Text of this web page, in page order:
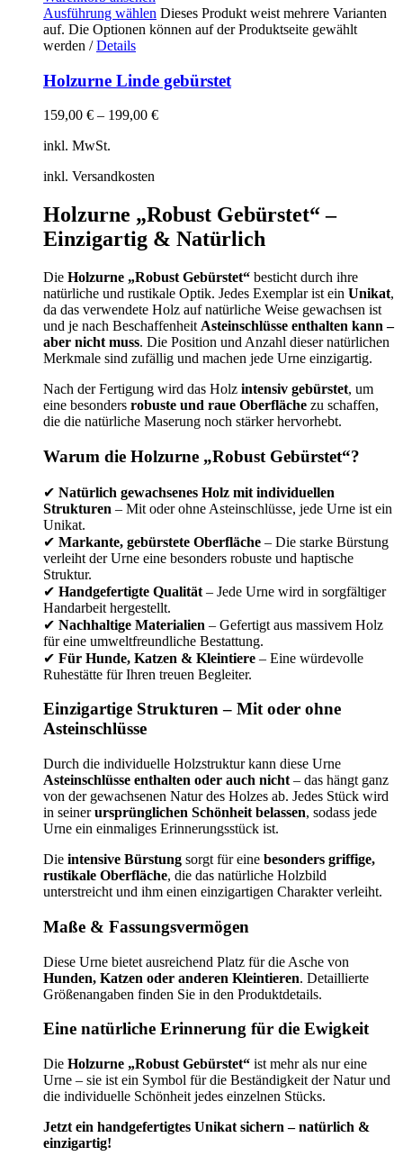
Ausführung wählen Dieses Produkt weist mehrere Varianten
auf. Die Optionen können auf der Produktseite gewählt
werden / Details
Holzurne Linde gebürstet
159,00 € – 199,00 €
inkl. MwSt.
inkl. Versandkosten
Holzurne „Robust Gebürstet“ –
Einzigartig & Natürlich
Die Holzurne „Robust Gebürstet“ besticht durch ihre
natürliche und rustikale Optik. Jedes Exemplar ist ein Unikat,
da das verwendete Holz auf natürliche Weise gewachsen ist
und je nach Beschaffenheit Asteinschlüsse enthalten kann –
aber nicht muss. Die Position und Anzahl dieser natürlichen
Merkmale sind zufällig und machen jede Urne einzigartig.
Nach der Fertigung wird das Holz intensiv gebürstet, um
eine besonders robuste und raue Oberfläche zu schaffen,
die die natürliche Maserung noch stärker hervorhebt.
Warum die Holzurne „Robust Gebürstet“?
✔ Natürlich gewachsenes Holz mit individuellen
Strukturen – Mit oder ohne Asteinschlüsse, jede Urne ist ein
Unikat.
✔ Markante, gebürstete Oberfläche – Die starke Bürstung
verleiht der Urne eine besonders robuste und haptische
Struktur.
✔ Handgefertigte Qualität – Jede Urne wird in sorgfältiger
Handarbeit hergestellt.
✔ Nachhaltige Materialien – Gefertigt aus massivem Holz
für eine umweltfreundliche Bestattung.
✔ Für Hunde, Katzen & Kleintiere – Eine würdevolle
Ruhestätte für Ihren treuen Begleiter.
Einzigartige Strukturen – Mit oder ohne
Asteinschlüsse
Durch die individuelle Holzstruktur kann diese Urne
Asteinschlüsse enthalten oder auch nicht – das hängt ganz
von der gewachsenen Natur des Holzes ab. Jedes Stück wird
in seinerursprünglichen Schönheit belassen, sodass jede
Urne ein einmaliges Erinnerungsstück ist.
Die intensive Bürstung sorgt für eine besonders griffige,
rustikale Oberfläche, die das natürliche Holzbild
unterstreicht und ihm einen einzigartigen Charakter verleiht.
Maße & Fassungsvermögen
Diese Urne bietet ausreichend Platz für die Asche von
Hunden, Katzen oder anderen Kleintieren. Detaillierte
Größenangaben finden Sie in den Produktdetails.
Eine natürliche Erinnerung für die Ewigkeit
Die Holzurne „Robust Gebürstet“ ist mehr als nur eine
Urne – sie ist ein Symbol für die Beständigkeit der Natur und
die individuelle Schönheit jedes einzelnen Stücks.
Jetzt ein handgefertigtes Unikat sichern – natürlich &
einzigartig!